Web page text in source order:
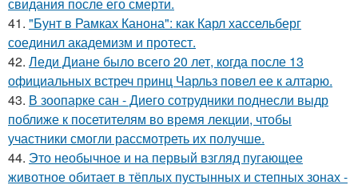
41. "Бунт в Рамках Канона": как Карл хассельберг
соединил академизм и протест.
42. Леди Диане было всего 20 лет, когда после 13
официальных встреч принц Чарльз повел ее к алтарю.
43. В зоопарке сан - Диего сотрудники поднесли выдр
поближе к посетителям во время лекции, чтобы
участники смогли рассмотреть их получше.
44. Это необычное и на первый взгляд пугающее
животное обитает в тёплых пустынных и степных зонах -